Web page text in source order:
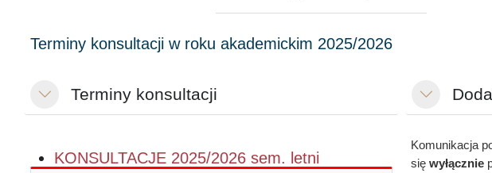
MinimalizujTerminy konsultacji
KONSULTACJE 2025/2026 sem. letni
Minimalizuj
Komunikacja
sięwyłącznie